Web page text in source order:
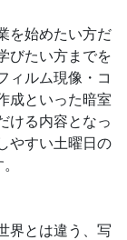
を始めたい方だ
びたい方までを
ィルム現像・コ
成といった暗室
ける内容となっ
やすい土曜日の
界とは違う、写